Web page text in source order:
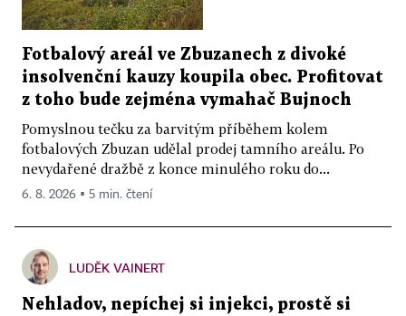
Fotbalový areál ve Zbuzanech z divoké
insolvenční kauzy koupila obec. Profitovat
z toho bude zejména vymahač Bujnoch
Pomyslnou tečku za barvitým příběhem kolem
fotbalových Zbuzan udělal prodej tamního areálu. Po
nevydařené dražbě z konce minulého roku do...
6. 8. 2026 ▪ 5 min. čtení
LUDĚK VAINERT
Nehladov, nepíchej si injekci, prostě si